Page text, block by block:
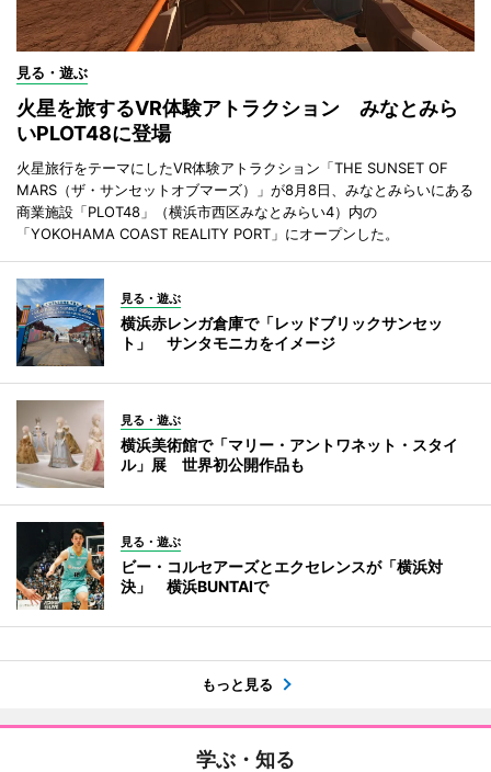
見る・遊ぶ
火星を旅するVR体験アトラクション みなとみら
いPLOT48に登場
火星旅行をテーマにしたVR体験アトラクション「THE SUNSET OF
MARS（ザ・サンセットオブマーズ）」が8月8日、みなとみらいにある
商業施設「PLOT48」（横浜市西区みなとみらい4）内の
「YOKOHAMA COAST REALITY PORT」にオープンした。
見る・遊ぶ
横浜赤レンガ倉庫で「レッドブリックサンセッ
ト」 サンタモニカをイメージ
見る・遊ぶ
横浜美術館で「マリー・アントワネット・スタイ
ル」展 世界初公開作品も
見る・遊ぶ
ビー・コルセアーズとエクセレンスが「横浜対
決」 横浜BUNTAIで
もっと見る
学ぶ・知る